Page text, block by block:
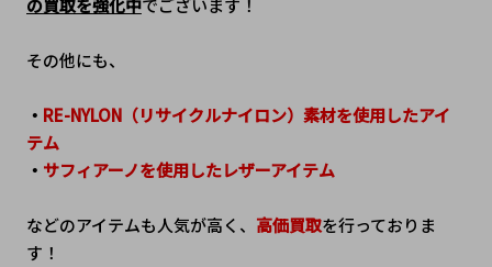
の買取を強化中でございます！
その他にも、
・ RE-NYLON（リサイクルナイロン）素材を使用したアイ
テム
・ サフィアーノを使用したレザーアイテム
などのアイテムも人気が高く、 高価買取を行っておりま
す！